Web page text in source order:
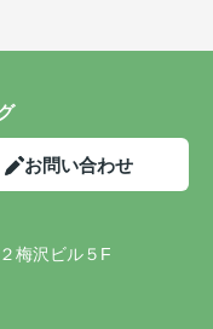
お問い合わせ
梅沢ビル５F